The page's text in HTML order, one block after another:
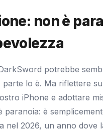
non è
potrebbe
parte lo è. Ma riflettere
iPhone e adottare
paranoia: è
nel 2026, un anno dove